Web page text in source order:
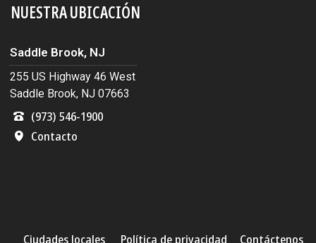
NUESTRA UBICACIÓN
Saddle Brook, NJ
255 US Highway 46 West
Saddle Brook, NJ 07663
(973) 546-1900
Contacto
Ciudades locales Política de privacidad Contáctenos